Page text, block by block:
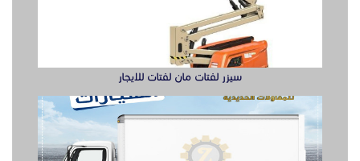
تصنيع صناديق وهياكل سيارات الشرقية
ابواب حديد ليزر او مشغول الشرقيه